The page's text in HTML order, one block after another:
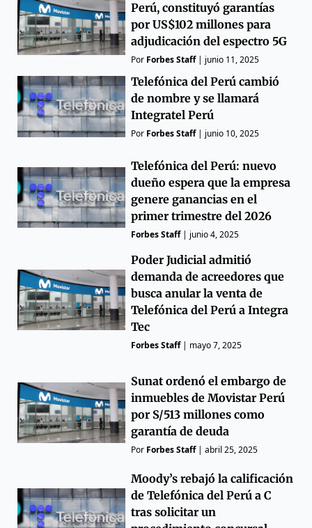
Perú, constituyó garantías
por US$102 millones para
adjudicación del espectro 5G
Por Forbes Staff| junio 11, 2025
Telefónica del Perú cambió
de nombre y se llamará
Integratel Perú
Por Forbes Staff| junio 10, 2025
Telefónica del Perú: nuevo
dueño espera que la empresa
genere ganancias en el
primer trimestre del 2026
Forbes Staff| junio 4, 2025
Poder Judicial admitió
demanda de acreedores que
busca anular la venta de
Telefónica del Perú a Integra
Tec
Forbes Staff| mayo 7, 2025
Sunat ordenó el embargo de
inmuebles de Movistar Perú
por S/513 millones como
garantía de deuda
Por Forbes Staff|abril 25, 2025
Moody’s rebajó la calificación
de Telefónica del Perú a C
tras solicitar un